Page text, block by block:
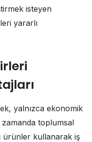
isteyen
yararlı
yalnızca ekonomik
toplumsal
ürünler kullanarak iş